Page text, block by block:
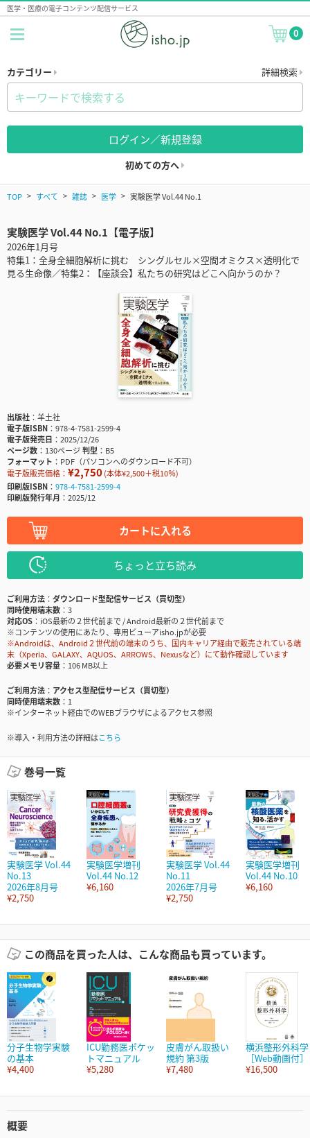
医学・医療の電子コンテンツ配信サービス
0
カテゴリー 詳細検索
ログイン／新規登録
初めての方へ
TOP すべて 雑誌 医学 実験医学 Vol.44 No.1
実験医学 Vol.44 No.1【電子版】
2026年1月号
特集1：全身全細胞解析に挑む シングルセル×空間オミクス×透明化で
見る生命像／特集2：【座談会】私たちの研究はどこへ向かうのか？
出版社
羊土社
電子版ISBN
978-4-7581-2599-4
電子版発売日
2025/12/26
ページ数
130ページ判型
B5
フォーマット
PDF（パソコンへのダウンロード不可）
電子版販売価格： ¥2,750(本体¥2,500＋税10％)
印刷版ISBN
978-4-7581-2599-4
印刷版発行年月
2025/12
カートに入れる
ちょっと立ち読み
ご利用方法
ダウンロード型配信サービス（買切型）
同時使用端末数
3
対応OS
iOS最新の２世代前まで / Android最新の２世代前まで
※コンテンツの使用にあたり、専用ビューアisho.jpが必要
※Androidは、Android２世代前の端末のうち、国内キャリア経由で販売されている端
末（Xperia、GALAXY、AQUOS、ARROWS、Nexusなど）にて動作確認しています
必要メモリ容量
106 MB以上
ご利用方法
アクセス型配信サービス（買切型）
同時使用端末数
1
※インターネット経由でのWEBブラウザによるアクセス参照
※導入・利用方法の詳細はこちら
巻号一覧
実験医学 Vol.44
No.13
2026年8月号
¥2,750
実験医学増刊
Vol.44 No.12
¥6,160
実験医学 Vol.44
No.11
2026年7月号
¥2,750
実験医学増刊
Vol.44 No.10
¥6,160
この商品を買った人は、こんな商品も買っています。
分子生物学実験
の基本
¥4,400
ICU勤務医ポケッ
トマニュアル
¥5,280
皮膚がん取扱い
規約 第3版
¥7,480
横浜整形外科学
［Web動画付］
¥16,500
概要